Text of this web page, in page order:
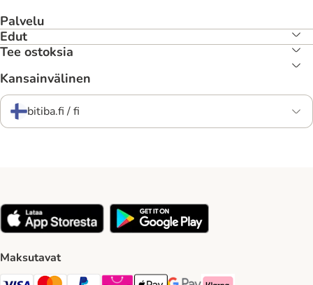
Palvelu
Edut
Tee ostoksia
Kansainvälinen
bitiba.fi / fi
Maksutavat